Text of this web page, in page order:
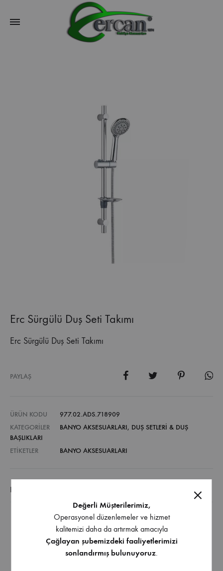
Erc Sürgülü Duş Seti Takımı
Erc Sürgülü Duş Seti Takımı
PAYLAŞ
ÜRÜN KODU
977.02.ADS.718909
KATEGORILER
BANYO AKSESUARLARI, DUŞ SETLERI & DUŞ
BAŞLIKLARI
ETIKETLER
BANYO AKSESUARLARI
EK BILGI
Sürgülü Duş Seti ürünümüz Krom yüzeye sahiptir.
Ürün Duş Başlığı, Spiral Duş Hortumu, Sürgü Borusu,
Sabunluk, ve 2 Adet Boru Tutucudan oluşmaktadır.
Değerli Müşterilerimiz,
Operasyonel düzenlemeler ve hizmet
kalitemizi daha da artırmak amacıyla
Çağlayan şubemizdeki faaliyetlerimizi
sonlandırmış bulunuyoruz